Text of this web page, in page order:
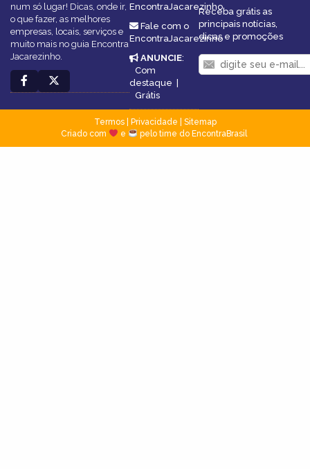
num só lugar! Dicas, onde ir,
o que fazer, as melhores
empresas, locais, serviços e
muito mais no guia Encontra
Jacarezinho.
EncontraJacarezinho
Fale com o
EncontraJacarezinho
ANUNCIE:
Com
destaque |
Grátis
Receba grátis as
principais notícias,
dicas e promoções
Termos| Privacidade
Sitemap
Criado com
e pelo time do EncontraBrasil